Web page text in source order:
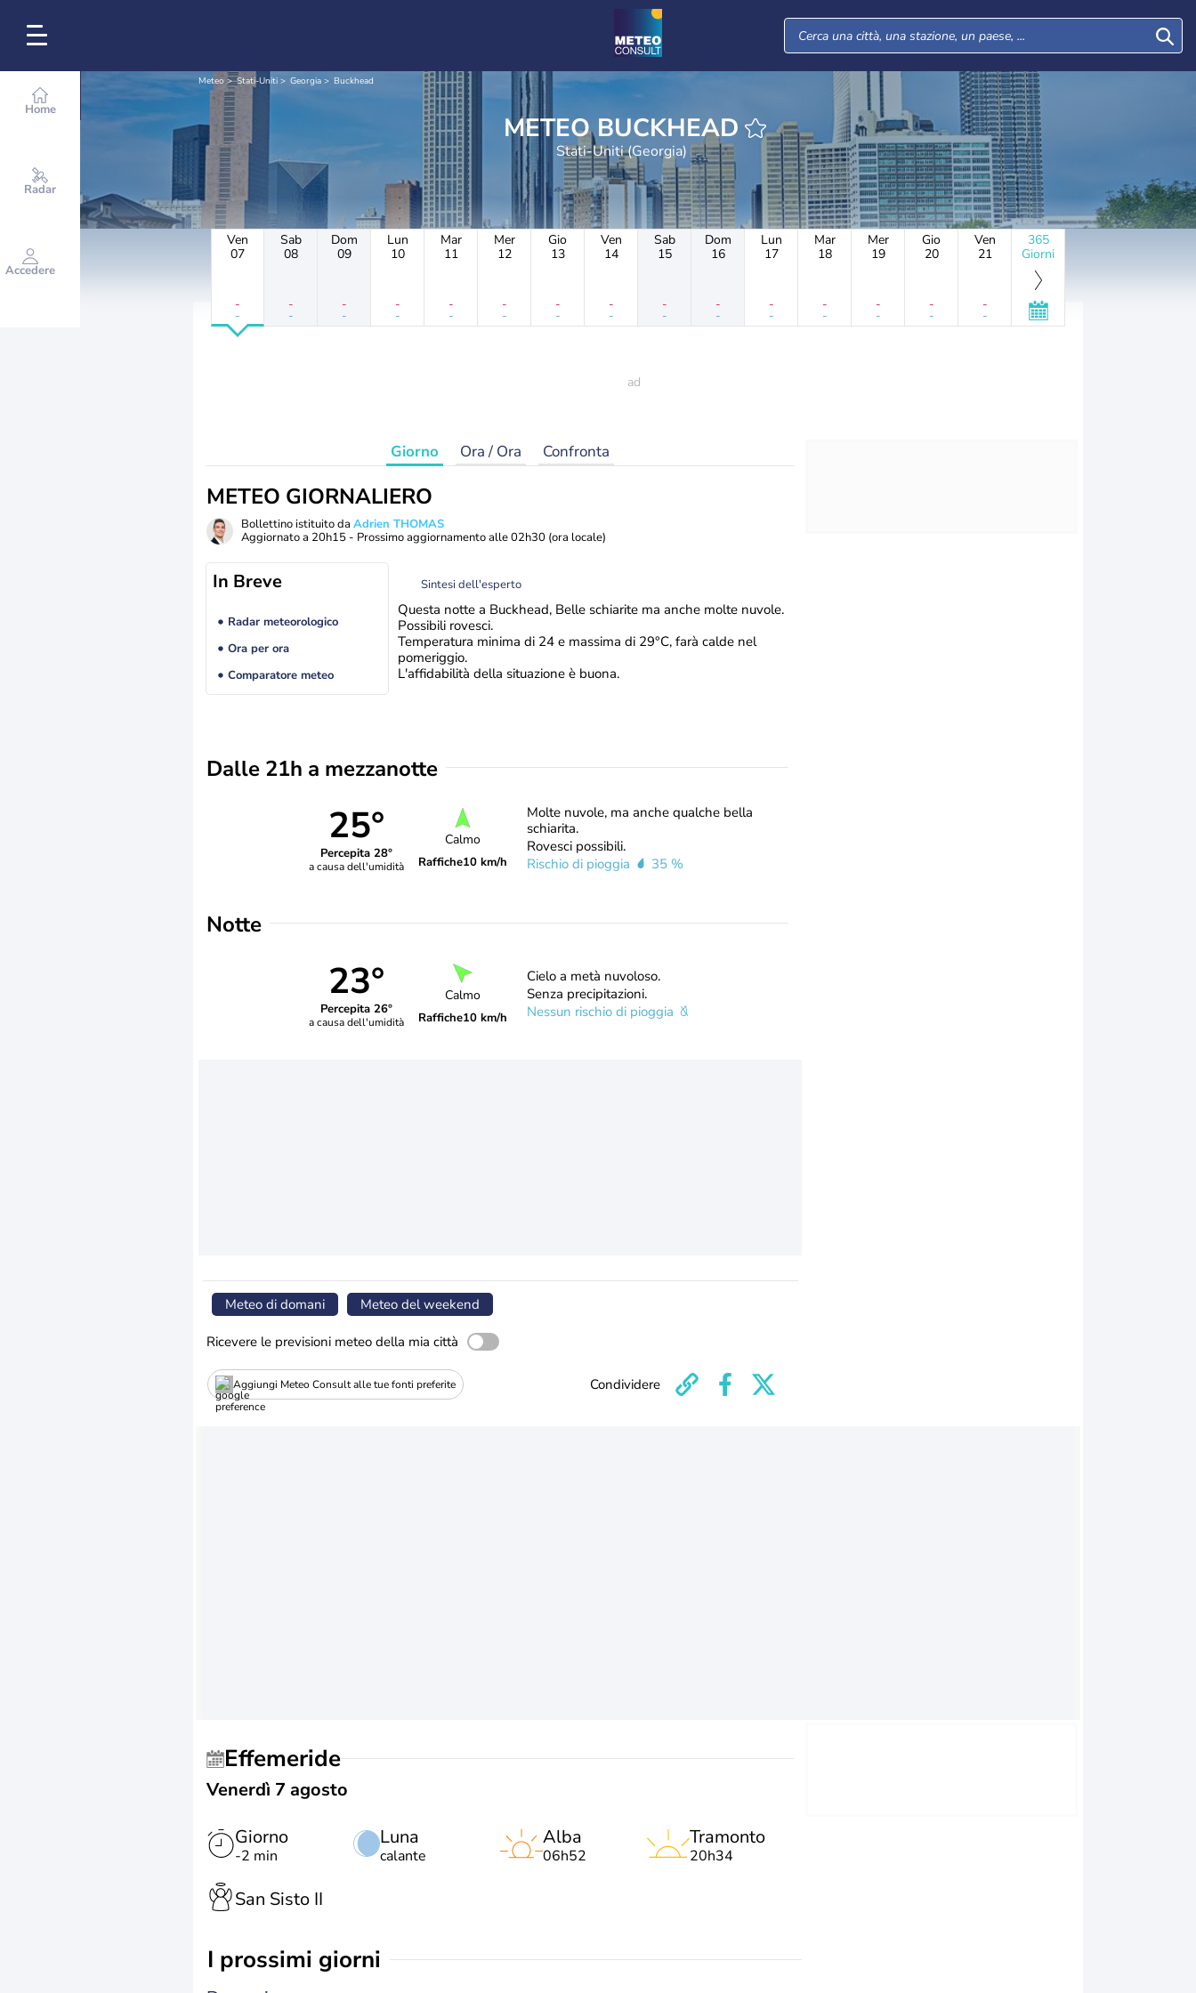
Home
Radar
Accedere
Meteo Stati-Uniti Georgia Buckhead
METEO BUCKHEAD
Stati-Uniti (Georgia)
Ven
07
-
-
Sab
08
-
-
Dom
09
-
-
Lun
10
-
-
Mar
11
-
-
Mer
12
-
-
Gio
13
-
-
Ven
14
-
-
Sab
15
-
-
Dom
16
-
-
Lun
17
-
-
Mar
18
-
-
Mer
19
-
-
Gio
20
-
-
Ven
21
-
-
365
Giorni
Giorno Ora / Ora Confronta
METEO GIORNALIERO
Bollettino istituito da Adrien THOMAS
Aggiornato a 20h15 - Prossimo aggiornamento alle02h30 (ora locale)
In Breve
Radar meteorologico
Ora per ora
Comparatore meteo
Sintesi dell'esperto
Questa notte a Buckhead, Belle schiarite ma anche molte nuvole.
Possibili rovesci.
Temperatura minima di 24 e massima di 29°C, farà calde nel
pomeriggio.
L'affidabilità della situazione è buona.
Dalle 21h a mezzanotte
25°
Percepita 28°
a causa dell'umidità
Calmo
Raffiche10 km/h
Molte nuvole, ma anche qualche bella
schiarita.
Rovesci possibili.
Rischio di pioggia
35 %
Notte
23°
Percepita 26°
a causa dell'umidità
Calmo
Raffiche10 km/h
Cielo a metà nuvoloso.
Senza precipitazioni.
Nessun rischio di pioggia
Meteo di domani Meteo del weekend
Ricevere le previsioni meteo della mia città
Aggiungi Meteo Consult alle tue fonti preferite Condividere
Effemeride
Venerdì 7 agosto
Giorno
-2 min
Luna
calante
Alba
06h52
Tramonto
20h34
San Sisto II
i prossimi giorni